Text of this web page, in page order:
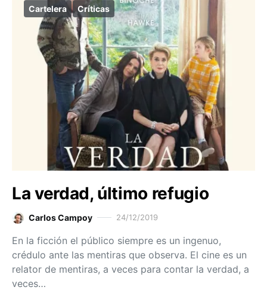
Cartelera Críticas
La verdad, último refugio
Carlos Campoy 24/12/2019
En la ficción el público siempre es un ingenuo,
crédulo ante las mentiras que observa. El cine es un
relator de mentiras, a veces para contar la verdad, a
veces…